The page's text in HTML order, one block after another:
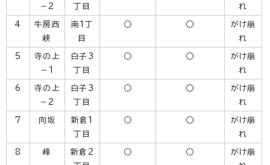
－2
丁目
れ
4
牛房西
峡
南1丁
目
○ ○
がけ崩
れ
5
寺の上
－1
白子3
丁目
○ ○
がけ崩
れ
6
寺の上
－2
白子3
丁目
○ ○
がけ崩
れ
7 向坂
新倉1
丁目
○ ○
がけ崩
れ
8 峰
新倉2
○ ○
がけ崩